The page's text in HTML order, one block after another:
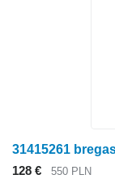
31415261
128 €
550 PLN